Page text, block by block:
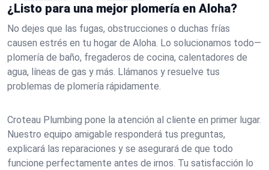
¿Listo para una mejor plomería en Aloha?
No dejes que las fugas, obstrucciones o duchas frías
causen estrés en tu hogar de Aloha. Lo solucionamos todo—
plomería de baño, fregaderos de cocina, calentadores de
agua, líneas de gas y más. Llámanos y resuelve tus
problemas de plomería rápidamente.
Croteau Plumbing pone la atención al cliente en primer lugar.
Nuestro equipo amigable responderá tus preguntas,
explicará las reparaciones y se asegurará de que todo
funcione perfectamente antes de irnos. Tu satisfacción lo